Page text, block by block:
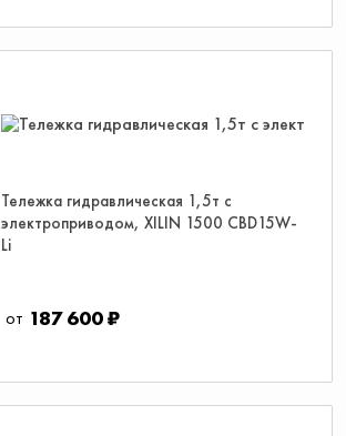
Тележка гидравлическая 1,5т c
электроприводом, XILIN 1500 CBD15W-
Li
187 600 ₽